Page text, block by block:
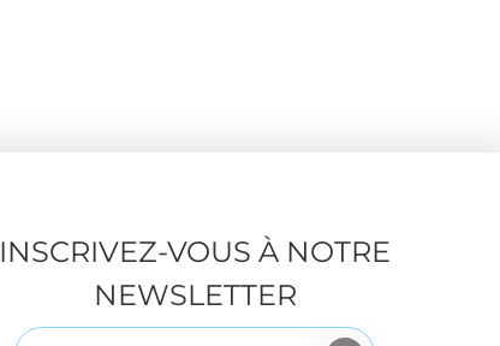
INSCRIVEZ-VOUS À NOTRE
NEWSLETTER